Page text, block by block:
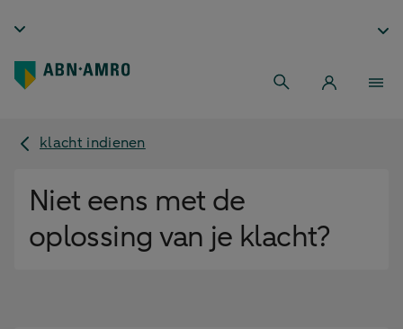
klacht indienen
Niet eens met de
oplossing van je klacht?